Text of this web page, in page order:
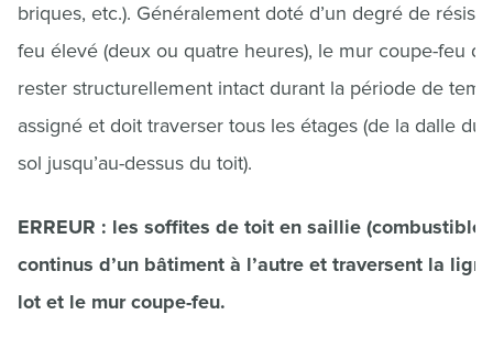
briques, etc.). Généralement doté d’un degré de
feu élevé (deux ou quatre heures), le mur coupe-feu
rester structurellement intact durant la période de
assigné et doit traverser tous les étages (de la dalle du
sol jusqu’au-dessus du toit).
ERREUR : les soffites de toit en saillie
continus d’un bâtiment à l’autre et traversent la
lot et le mur coupe-feu.